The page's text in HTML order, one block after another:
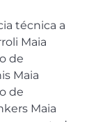
técnica a
Maia
de
Maia
de
Maia